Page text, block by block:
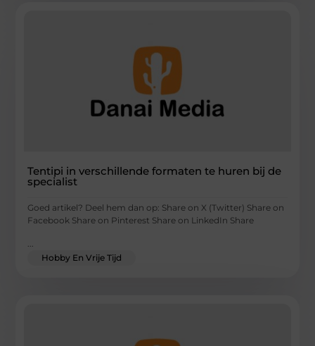
Tentipi in verschillende formaten te huren bij de
specialist
Goed artikel? Deel hem dan op: Share on X (Twitter) Share on
Facebook Share on Pinterest Share on LinkedIn Share
Hobby En Vrije Tijd